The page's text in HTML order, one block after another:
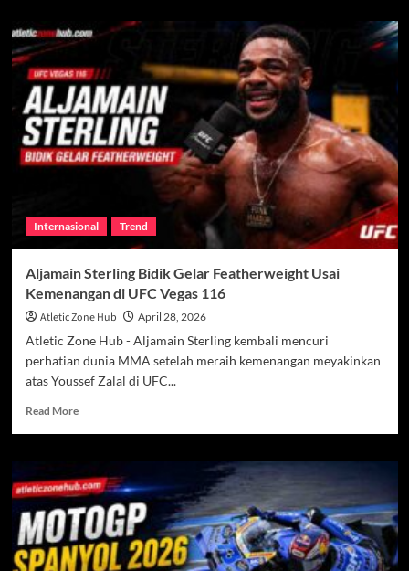
Thomas
Indonesia
Tersingkir
Dramatis
Kalah
dari
Prancis
Internasional Trend
Aljamain Sterling Bidik Gelar Featherweight Usai
Kemenangan di UFC Vegas 116
Atletic Zone Hub April 28, 2026
Atletic Zone Hub - Aljamain Sterling kembali mencuri
perhatian dunia MMA setelah meraih kemenangan meyakinkan
atas Youssef Zalal di UFC...
Read MoreRead
Sterling
Bidik
Gelar
Featherweight
Usai
Kemenangan